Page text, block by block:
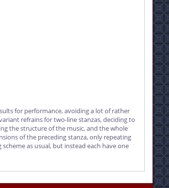
for performance, avoiding a lot of rather
refrains for two-line stanzas, deciding to
the structure of the music, and the whole
of the preceding stanza, only repeating
as usual, but instead each have one